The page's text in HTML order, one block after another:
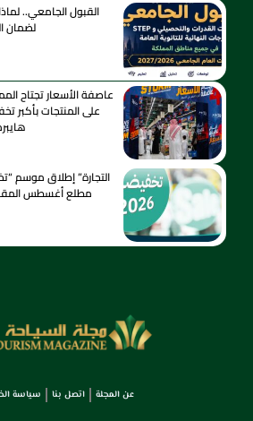
القبول الجامعي..
لضمان
على المنتجات بأكبر
مطلع أغسطس
عن المجلة اتصل بنا سياسة